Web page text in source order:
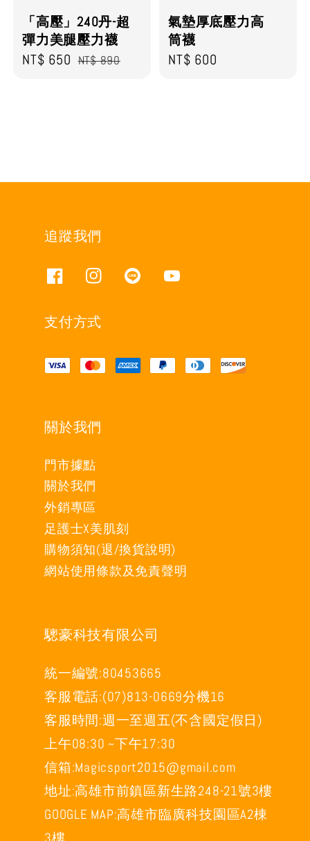
「高壓」240丹-超
彈力美腿壓力襪
Sale
NT$ 650 Regular
NT$ 890
氣墊厚底壓力高
筒襪
Regular
NT$ 600
追蹤我們
支付方式
關於我們
門市據點
關於我們
外銷專區
足護士X美肌刻
購物須知(退/換貨說明)
網站使用條款及免責聲明
驄豪科技有限公司
統一編號:80453665
客服電話:(07)813-0669分機16
客服時間:週一至週五(不含國定假日)
上午08:30 ~下午17:30
信箱:Magicsport2015@gmail.com
地址:高雄市前鎮區新生路248-21號3樓
GOOGLE MAP:高雄市臨廣科技園區A2棟